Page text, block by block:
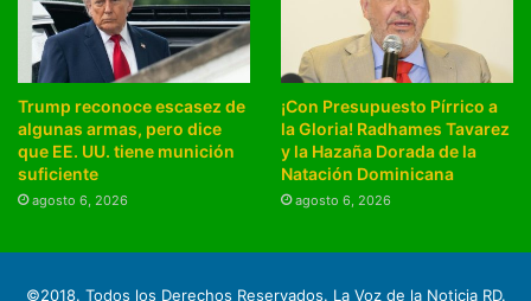
Trump reconoce escasez de
algunas armas, pero dice
que EE. UU. tiene munición
suficiente
agosto 6, 2026
¡Con Presupuesto Pírrico a
la Gloria! Radhames Tavarez
y la Hazaña Dorada de la
Natación Dominicana
agosto 6, 2026
©2018. Todos los Derechos Reservados. La Voz de la Noticia RD.